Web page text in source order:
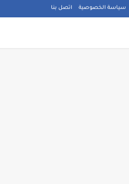
سياسة الخصوصية اتصل بنا